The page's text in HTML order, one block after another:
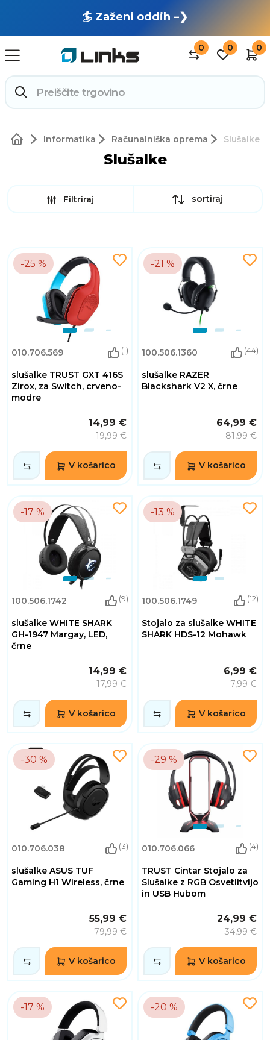
🏄 Zaženi oddih –❯
0 0 0
Informatika Računalniška oprema Slušalke
Slušalke
Filtriraj sortiraj
-25 %
010.706.569 (1)
slušalke TRUST GXT 416S
Zirox, za Switch, crveno-
modre
14,99 €
19,99 €
V košarico
-21 %
100.506.1360 (44)
slušalke RAZER
Blackshark V2 X, črne
64,99 €
81,99 €
V košarico
-17 %
100.506.1742 (9)
slušalke WHITE SHARK
GH-1947 Margay, LED,
črne
14,99 €
17,99 €
V košarico
-13 %
100.506.1749 (12)
Stojalo za slušalke WHITE
SHARK HDS-12 Mohawk
6,99 €
7,99 €
V košarico
-30 %
010.706.038 (3)
slušalke ASUS TUF
Gaming H1 Wireless, črne
55,99 €
79,99 €
V košarico
-29 %
010.706.066 (4)
TRUST Cintar Stojalo za
Slušalke z RGB Osvetlitvijo
in USB Hubom
24,99 €
34,99 €
V košarico
-17 % -20 %